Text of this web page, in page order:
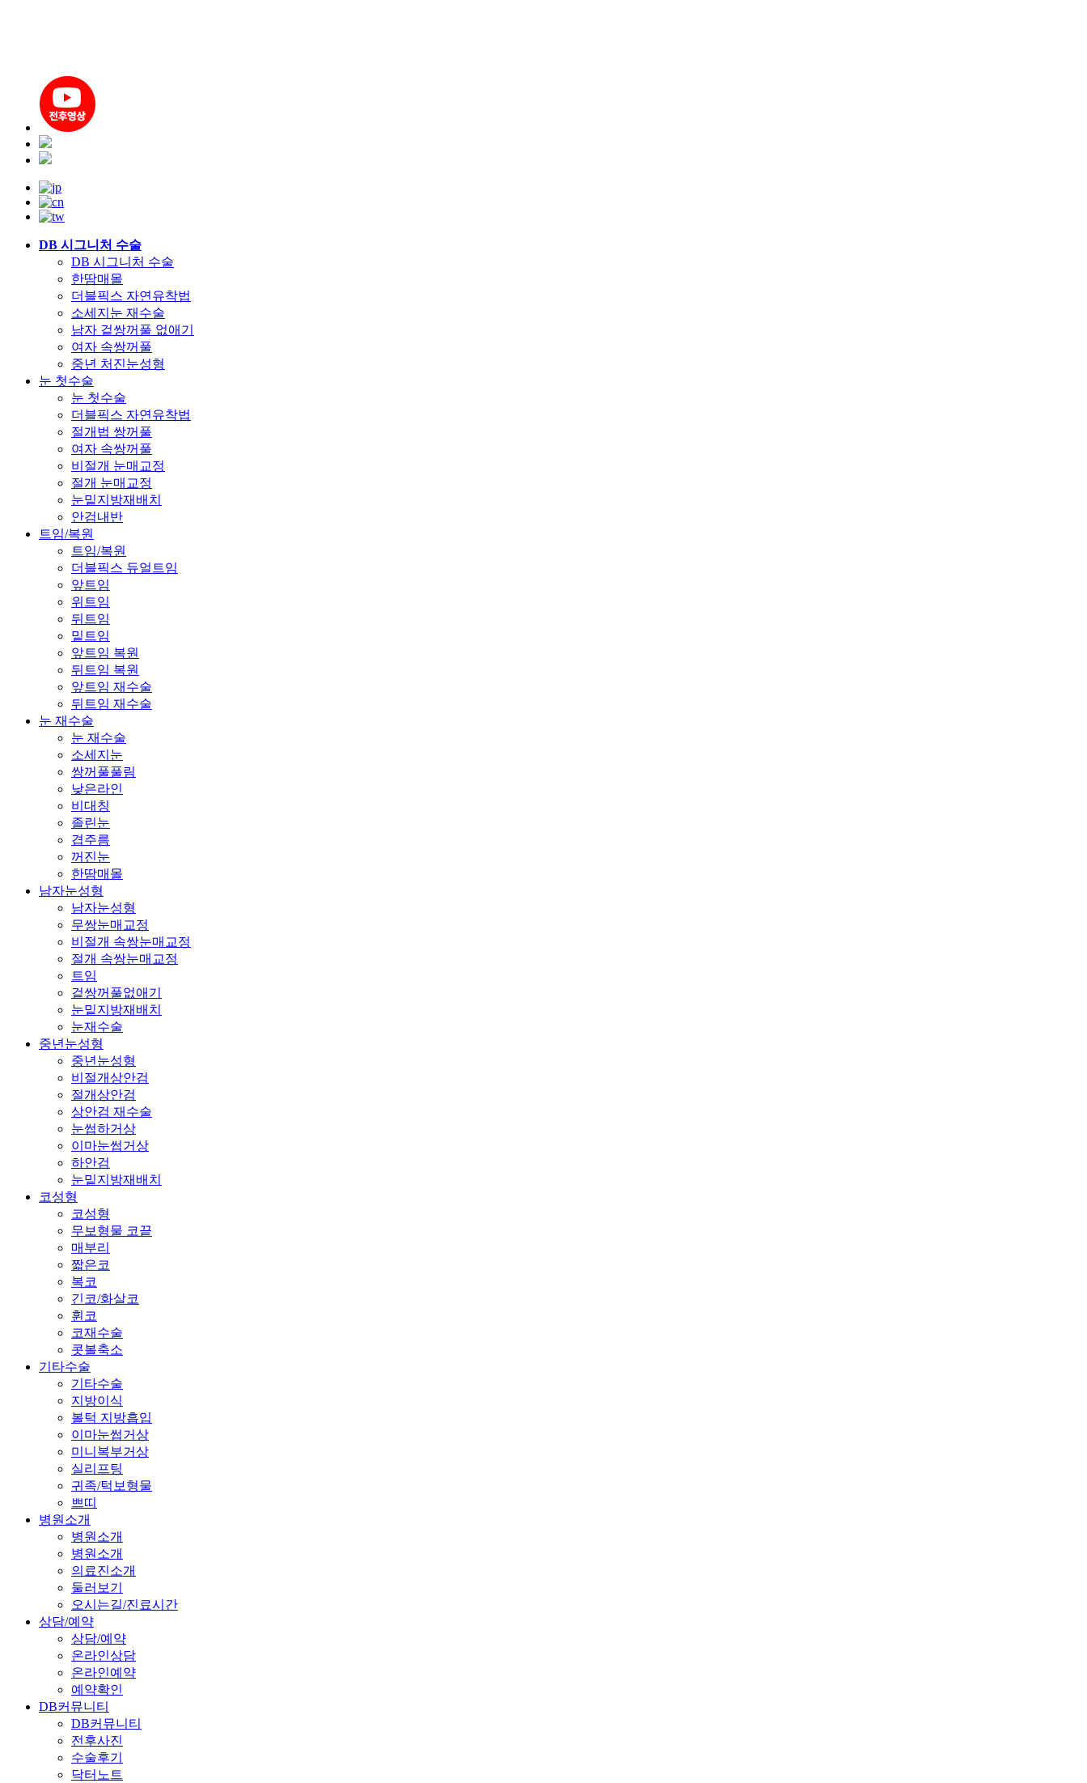
DB 시그니처 수술
DB 시그니처 수술
한땀매몰
더블픽스 자연유착법
소세지눈 재수술
남자 겉쌍꺼풀 없애기
여자 속쌍꺼풀
중년 처진눈성형
눈 첫수술
눈 첫수술
더블픽스 자연유착법
절개법 쌍꺼풀
여자 속쌍꺼풀
비절개 눈매교정
절개 눈매교정
눈밑지방재배치
안검내반
트임/복원
트임/복원
더블픽스 듀얼트임
앞트임
위트임
뒤트임
밑트임
앞트임 복원
뒤트임 복원
앞트임 재수술
뒤트임 재수술
눈 재수술
눈 재수술
소세지눈
쌍꺼풀풀림
낮은라인
비대칭
졸린눈
겹주름
꺼진눈
한땀매몰
남자눈성형
남자눈성형
무쌍눈매교정
비절개 속쌍눈매교정
절개 속쌍눈매교정
트임
겉쌍꺼풀없애기
눈밑지방재배치
눈재수술
중년눈성형
중년눈성형
비절개상안검
절개상안검
상안검 재수술
눈썹하거상
이마눈썹거상
하안검
눈밑지방재배치
코성형
코성형
무보형물 코끝
매부리
짧은코
복코
긴코/화살코
휜코
코재수술
콧볼축소
기타수술
기타수술
지방이식
볼턱 지방흡입
이마눈썹거상
미니복부거상
실리프팅
귀족/턱보형물
쁘띠
병원소개
병원소개
병원소개
의료진소개
둘러보기
오시는길/진료시간
상담/예약
상담/예약
온라인상담
온라인예약
예약확인
DB커뮤니티
DB커뮤니티
전후사진
수술후기
닥터노트